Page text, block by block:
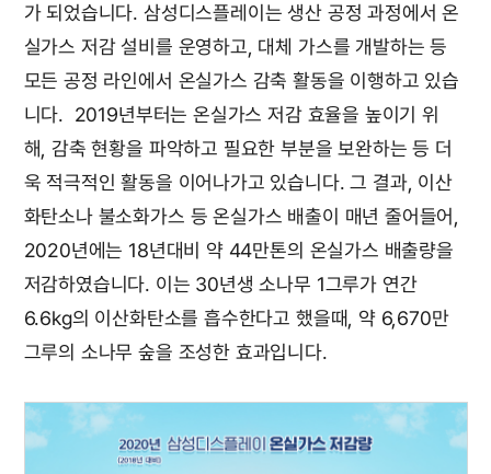
가 되었습니다. 삼성디스플레이는 생산 공정 과정에서 온
실가스 저감 설비를 운영하고, 대체 가스를 개발하는 등
모든 공정 라인에서 온실가스 감축 활동을 이행하고 있습
니다. 2019년부터는 온실가스 저감 효율을 높이기 위
해, 감축 현황을 파악하고 필요한 부분을 보완하는 등 더
욱 적극적인 활동을 이어나가고 있습니다. 그 결과, 이산
화탄소나 불소화가스 등 온실가스 배출이 매년 줄어들어,
2020년에는 18년대비 약 44만톤의 온실가스 배출량을
저감하였습니다. 이는 30년생 소나무 1그루가 연간
6.6kg의 이산화탄소를 흡수한다고 했을때, 약 6,670만
그루의 소나무 숲을 조성한 효과입니다.